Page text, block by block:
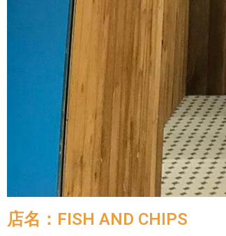
店名：FISH AND CHIPS